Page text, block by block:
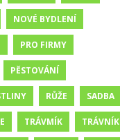
NOVÉ BYDLENÍ
PRO FIRMY
PĚSTOVÁNÍ
RŮŽE SADBA
TRÁVMÍK TRÁVNÍK